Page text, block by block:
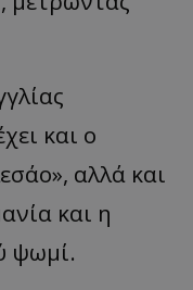
και ο
αλλά και
και η
ψωμί.